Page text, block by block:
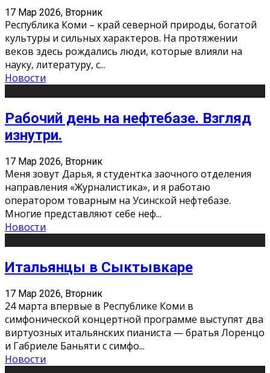
17 Мар 2026, Вторник
Республика Коми – край северной природы, богатой
культуры и сильных характеров. На протяжении
веков здесь рождались люди, которые влияли на
науку, литературу, с...
Новости
Рабочий день на нефтебазе. Взгляд
изнутри.
17 Мар 2026, Вторник
Меня зовут Дарья, я студентка заочного отделения
направления «Журналистика», и я работаю
оператором товарным на Усинской нефтебазе.
Многие представляют себе неф...
Новости
Итальянцы в Сыктывкаре
17 Мар 2026, Вторник
24 марта впервые в Республике Коми в
симфонической концертной программе выступят два
виртуозных итальянских пианиста — братья Лоренцо
и Габриеле Баньяти с симфо...
Новости